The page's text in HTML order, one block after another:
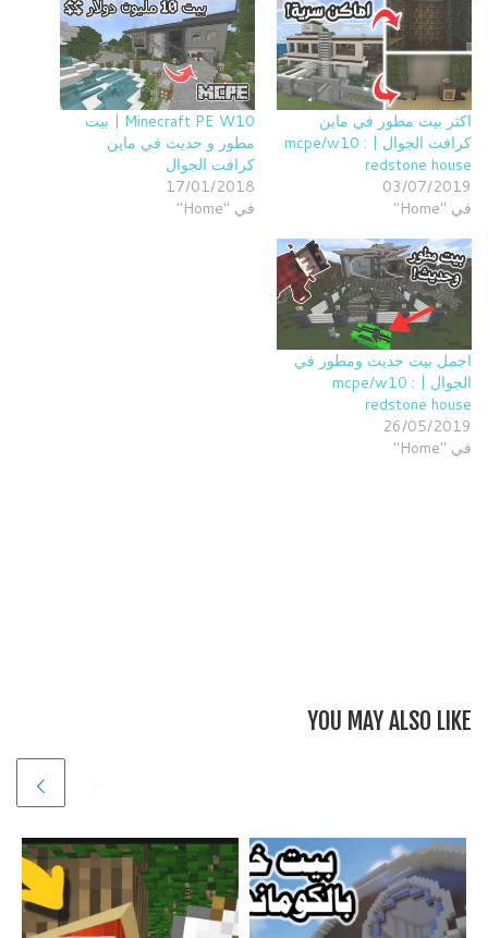
اكثر بيت مطور في ماين
كرافت الجوال | mcpe/w10 :
redstone house
03/07/2019
في "Home"
Minecraft PE W10 | بيت
مطور و حديث في ماين
كرافت الجوال
17/01/2018
في "Home"
اجمل بيت حديث ومطور في
الجوال | mcpe/w10 :
redstone house
26/05/2019
في "Home"
YOU MAY ALSO LIKE